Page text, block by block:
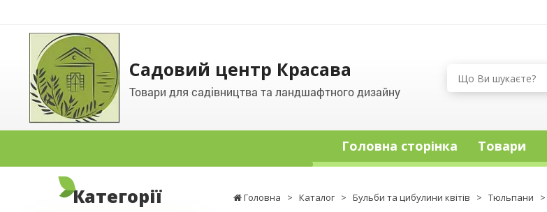
Садовий центр Красава
Товари для садівництва та ландшафтного дизайну
Головна сторінка Товари
Головна > Каталог > Бульби та цибулини квітів > Тюльпани >
Категорії